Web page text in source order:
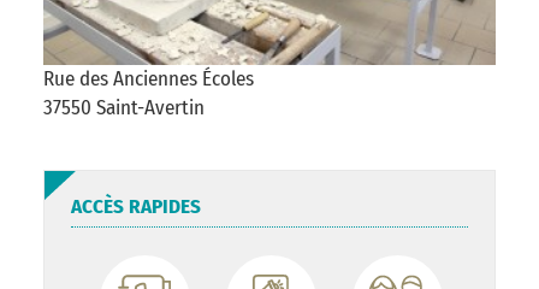
Rue des Anciennes Écoles
37550 Saint-Avertin
ACCÈS RAPIDES